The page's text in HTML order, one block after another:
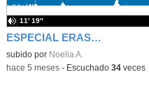
ESPECIAL ERASMUS
Contenido educativo.
subido por Noelia A.
11′ 19″
-hace 5 meses- Escuchado 34veces